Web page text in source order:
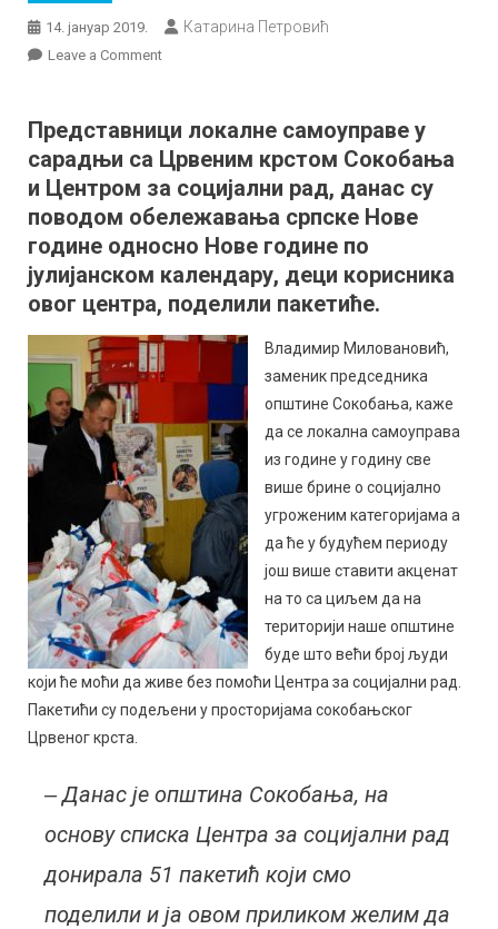
14. јануар 2019. Катарина Петровић
Leave a Commenton
поделила
пакетиће
деци
Центра
за
Социјални
рад
Представници локалне самоуправе у
сарадњи са Црвеним крстом Сокобања
и Центром за социјални рад, данас су
поводом обележавања српске Нове
године односно Нове године по
јулијанском календару, деци корисника
овог центра, поделили пакетиће.
Владимир Миловановић,
заменик председника
општине Сокобања, каже
да се локална самоуправа
из године у годину све
више брине о социјално
угроженим категоријама а
да ће у будућем периоду
још више ставити акценат
на то са циљем да на
територији наше општине
буде што већи број људи
који ће моћи да живе без помоћи Центра за социјални рад.
Пакетићи су подељени у просторијама сокобањског
Црвеног крста.
‒ Данас је општина Сокобања, на
основу списка Центра за социјални рад
донирала 51 пакетић који смо
поделили и ја овом приликом желим да